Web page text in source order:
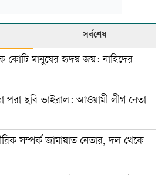
সর্বশেষ
মানুষের হৃদয় জয়: নাহিদের
ছবি ভাইরাল: আওয়ামী লীগ নেতা
সম্পর্ক জামায়াত নেতার, দল থেকে